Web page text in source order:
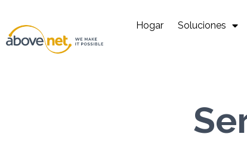
contenido
Hogar Soluciones